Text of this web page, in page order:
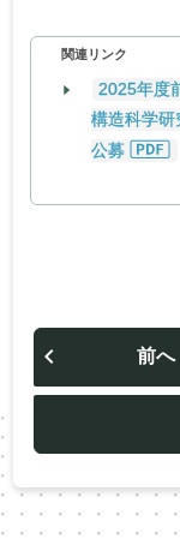
関連リンク
2025年度
構造科学研
公募
前へ